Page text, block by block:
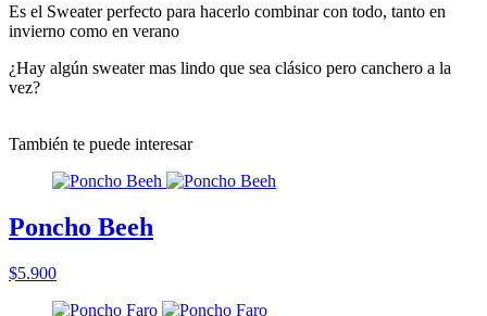
Es el Sweater perfecto para hacerlo combinar con todo, tanto en
invierno como en verano
¿Hay algún sweater mas lindo que sea clásico pero canchero a la
vez?
También te puede interesar
Poncho Beeh
$5.900